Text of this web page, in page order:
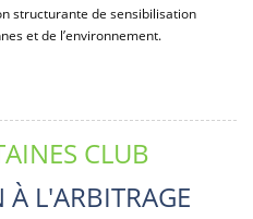
structurante de sensibilisation
et de l’environnement.
CLUB
L'ARBITRAGE